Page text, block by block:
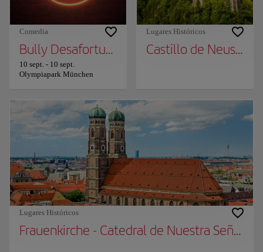
Comedia
Bully Desafortunadamente En Vivo
10 sept. - 10 sept.
Olympiapark München
Lugares Históricos
Castillo de
Lugares Históricos
Frauenkirche - Catedral de Nuestra Señora